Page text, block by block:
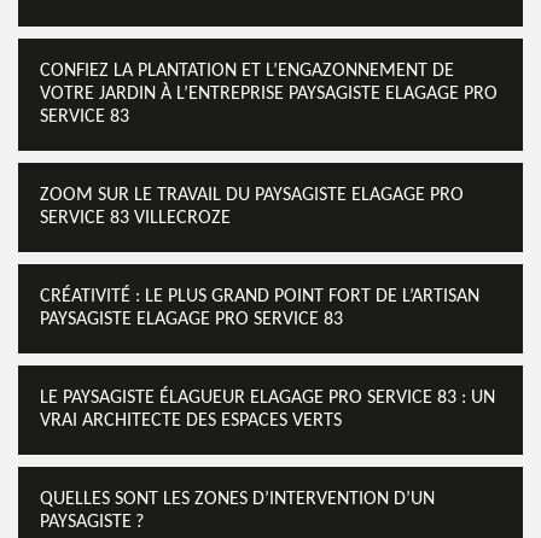
CONFIEZ LA PLANTATION ET L’ENGAZONNEMENT DE
VOTRE JARDIN À L’ENTREPRISE PAYSAGISTE ELAGAGE PRO
SERVICE 83
ZOOM SUR LE TRAVAIL DU PAYSAGISTE ELAGAGE PRO
SERVICE 83 VILLECROZE
CRÉATIVITÉ : LE PLUS GRAND POINT FORT DE L’ARTISAN
PAYSAGISTE ELAGAGE PRO SERVICE 83
LE PAYSAGISTE ÉLAGUEUR ELAGAGE PRO SERVICE 83 : UN
VRAI ARCHITECTE DES ESPACES VERTS
QUELLES SONT LES ZONES D’INTERVENTION D’UN
PAYSAGISTE ?